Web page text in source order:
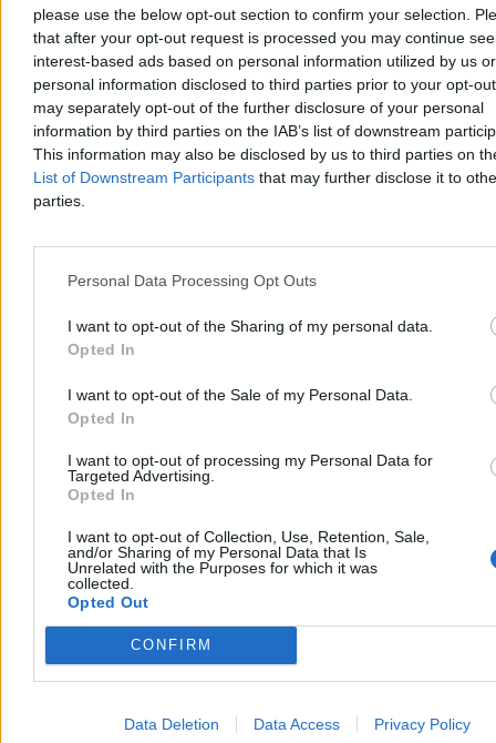
please use the below opt-out section to confirm your selection.
that after your opt-out request is processed you may continue
interest-based ads based on personal information utilized by us or
personal information disclosed to third parties prior to your opt-
may separately opt-out of the further disclosure of your personal
information by third parties on the IAB’s list of downstream
This information may also be disclosed by us to third parties on
List of Downstream Participants that may further disclose it to
parties.
Personal Data Processing Opt Outs
I want to opt-out of the Sharing of my personal data.
Opted In
I want to opt-out of the Sale of my Personal Data.
Opted In
I want to opt-out of processing my Personal Data for
Targeted Advertising.
Opted In
I want to opt-out of Collection, Use, Retention, Sale,
and/or Sharing of my Personal Data that Is
Unrelated with the Purposes for which it was
collected.
Opted Out
CONFIRM
Data Deletion Data Access Privacy Policy
odpowiada na wojnę psychologiczną Pekinu
Na Tajwanie ruszyły największe doroczne manewry wojskowe Han
Kuang. To nie tylko test gotowości armii na ewentualną blokadę czy
inwazję Chin, ale także próba budowania odporności psychicznej
społeczeństwa, które na co dzień zmaga się z nieustanną wojną
kognitywną i dezinformacją ze strony Pekinu.
05.08.2026
Reklama
Wojsko